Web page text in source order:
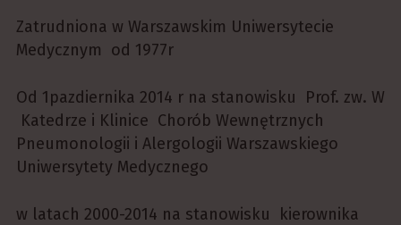
Zatrudniona w Warszawskim Uniwersytecie
Medycznym od 1977r
Od 1pazdiernika 2014 r na stanowisku Prof. zw. W
Katedrze i Klinice Chorób Wewnętrznych
Pneumonologii i Alergologii Warszawskiego
Uniwersytety Medycznego
w latach 2000-2014 na stanowisku kierownika